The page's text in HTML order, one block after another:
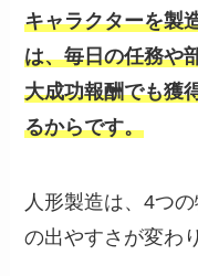
キャラクターを製
は、毎日の任務や
大成功報酬でも獲
るからです。
人形製造は、4つ
の出やすさが変わ